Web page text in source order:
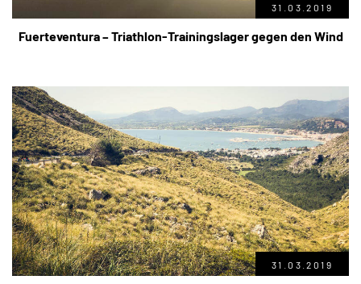
31.03.2019
Fuerteventura – Triathlon-Trainingslager gegen den Wind
31.03.2019